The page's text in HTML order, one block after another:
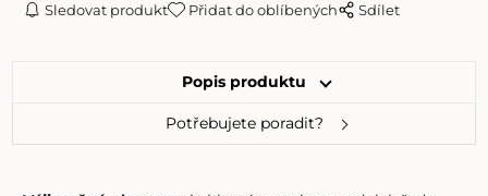
Sledovat produkt Přidat do oblíbených Sdílet
Popis produktu
Potřebujete poradit?